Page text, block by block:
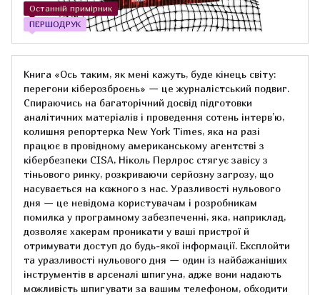
Останній примірник
ПЕРШОДРУК
Книга «Ось таким, як мені кажуть, буде кінець світу:
перегони кіберозброєнь» — це журналістський подвиг.
Спираючись на багаторічний досвід підготовки
аналітичних матеріалів і проведення сотень інтерв’ю,
колишня репортерка New York Times, яка на разі
працює в провідному американському агентстві з
кібербезпеки CISA, Ніколь Перлрос стягує завісу з
тіньового ринку, розкриваючи серйозну загрозу, що
насувається на кожного з нас. Уразливості нульового
дня — це невідома користувачам і розробникам
помилка у програмному забезпеченні, яка, наприклад,
дозволяє хакерам проникати у ваші пристрої й
отримувати доступ до будь-якої інформації. Експлойти
та уразливості нульового дня — один із найбажаніших
інструментів в арсеналі шпигуна, адже вони надають
можливість шпигувати за вашим телефоном, обходити